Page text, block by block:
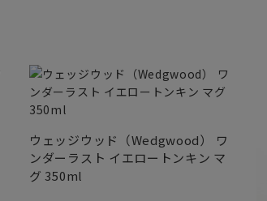
ウェッジウッド（Wedgwood） ワ
ンダーラスト イエロートンキン マ
グ 350ml